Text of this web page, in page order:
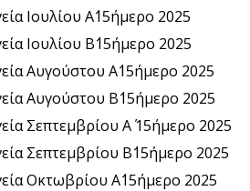
Ιουλίου Α΄15ήμερο 2025
Ιουλίου Β΄15ήμερο 2025
Αυγούστου Α΄15ήμερο 2025
Αυγούστου Β΄15ήμερο 2025
Σεπτεμβρίου Α΄ 15ήμερο 2025
Σεπτεμβρίου Β΄15ήμερο 2025
Οκτωβρίου Α΄15ήμερο 2025